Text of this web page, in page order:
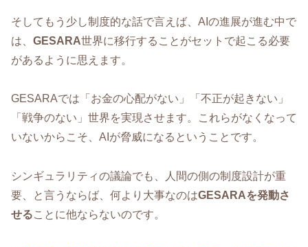
そしてもう少し制度的な話で言えば、AIの進展が進む中で
は、 GESARA世界に移行することがセットで起こる必要
があるように思えます。
GESARAでは「お金の心配がない」「不正が起きない」
「戦争のない」世界を実現させます。これらがなくなって
いないからこそ、AIが脅威になるということです。
シンギュラリティの議論でも、人間の側の制度設計が重
要、と言うならば、何より大事なのはGESARAを発動さ
せることに他ならないのです。